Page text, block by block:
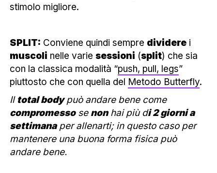
stimolo migliore.
SPLIT: Conviene quindi sempre dividere i
muscoli nelle varie sessioni (split) che sia
con la classica modalità “push, pull, legs”
piuttosto che con quella del Metodo Butterfly.
Il total bodypuò andare bene come
compromessose nonhai più di 2 giorni a
settimanaper allenarti; in questo caso per
mantenere una buona forma fisica può
andare bene.